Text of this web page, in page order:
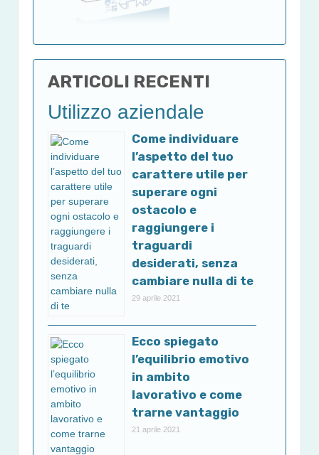
ARTICOLI RECENTI
Utilizzo aziendale
Come individuare
l’aspetto del tuo
carattere utile per
superare ogni
ostacolo e
raggiungere i
traguardi
desiderati, senza
cambiare nulla di te
29 aprile 2021
Ecco spiegato
l’equilibrio emotivo
in ambito
lavorativo e come
trarne vantaggio
21 aprile 2021